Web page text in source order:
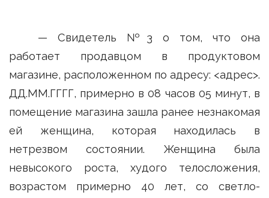
— Свидетель №3 о том, что она
работает продавцом в продуктовом
магазине, расположенном по адресу: <адрес>.
ДД.ММ.ГГГГ, примерно в 08 часов 05 минут, в
помещение магазина зашла ранее незнакомая
ей женщина, которая находилась в
нетрезвом состоянии. Женщина была
невысокого роста, худого телосложения,
возрастом примерно 40 лет, со светло-